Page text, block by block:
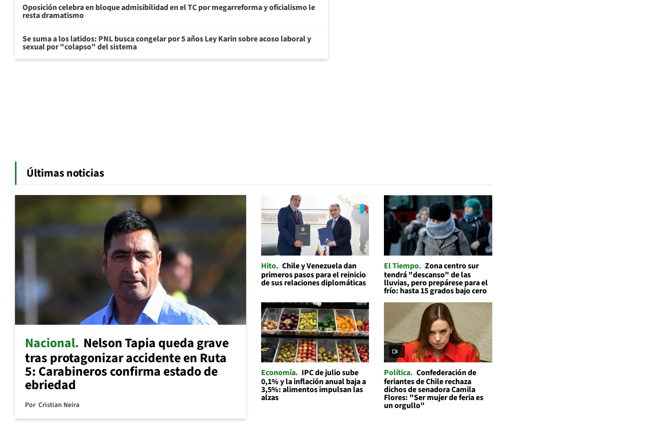
Oposición celebra en bloque admisibilidad en el TC por megarreforma y oficialismo le
resta dramatismo
Se suma a los latidos: PNL busca congelar por 5 años Ley Karin sobre acoso laboral y
sexual por "colapso" del sistema
Últimas noticias
Nacional Nelson Tapia queda grave
tras protagonizar accidente en Ruta
5: Carabineros confirma estado de
ebriedad
Por Cristian Neira
Hito Chile y Venezuela dan
primeros pasos para el reinicio
de sus relaciones diplomáticas
El Tiempo Zona centro sur
tendrá "descanso" de las
lluvias, pero prepárese para el
frío: hasta 15 grados bajo cero
Economía
IPC de julio sube
0,1% y la inflación anual baja a
3,5%: alimentos impulsan las
alzas
Política Confederación de
feriantes de Chile rechaza
dichos de senadora Camila
Flores: "Ser mujer de feria es
un orgullo"